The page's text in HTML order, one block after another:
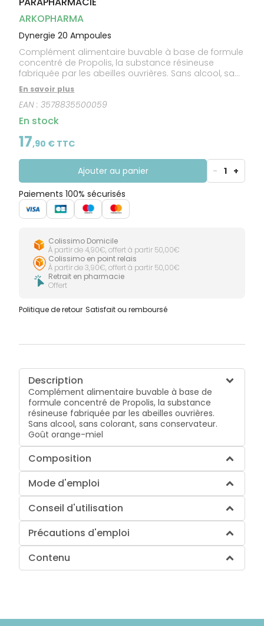
sèches
Sprays
Bains de
bouche
Gencives
Jambes
ARKOPHARMA
Dynergie 20 Ampoules
Complément alimentaire buvable à base de formule
concentré de Propolis, la substance résineuse
fabriquée par les abeilles ouvrières. Sans alcool, sans
colorant, sans conservateur. Goût orange-miel
En savoir plus
EAN :3578835500059
En stock
17,90 € TTC
Ajouter au panier - 1 +
Paiements 100% sécurisés
Colissimo Domicile
À partir de 4,90€, offert à partir 50,00€
Colissimo en point relais
À partir de 3,90€, offert à partir 50,00€
Retrait en pharmacie
Offert
Politique de retour Satisfait ou remboursé
Description
Complément alimentaire buvable à base de
formule concentré de Propolis, la substance
résineuse fabriquée par les abeilles ouvrières.
Sans alcool, sans colorant, sans conservateur.
Goût orange-miel
Composition
Mode d'emploi
Conseil d'utilisation
Précautions d'emploi
Contenu